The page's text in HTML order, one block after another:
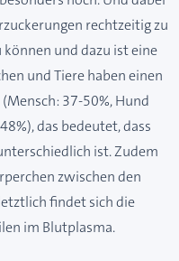
rechtzeitig zu
und dazu ist eine
und Tiere haben einen
37-50%, Hund
das bedeutet, dass
ist. Zudem
zwischen den
findet sich die
im Blutplasma.